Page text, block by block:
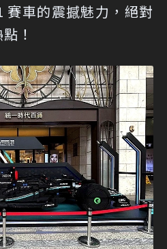
車的震撼魅力，絕對
！